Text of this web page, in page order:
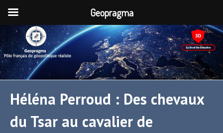
Héléna Perroud : Des chevaux
du Tsar au cavalier de
Geopragma